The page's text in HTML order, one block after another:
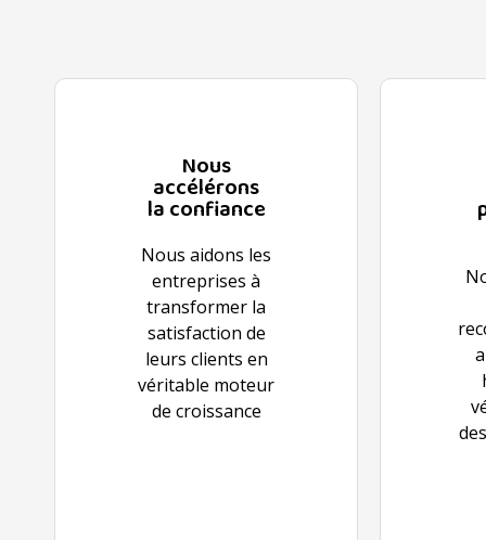
Nous
accélérons
la confiance
Nous aidons les
entreprises à
transformer la
satisfaction de
leurs clients en
véritable moteur
de croissance